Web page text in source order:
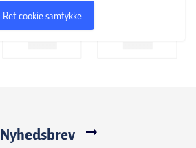
Ret cookie samtykke
Nyhedsbrev